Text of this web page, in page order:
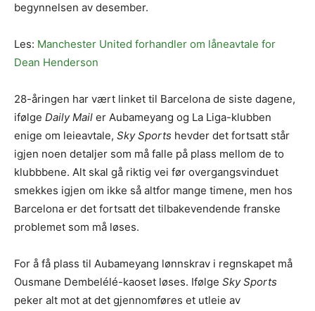
begynnelsen av desember.
Les: Manchester United forhandler om låneavtale for
Dean Henderson
28-åringen har vært linket til Barcelona de siste dagene,
ifølge Daily Mail er Aubameyang og La Liga-klubben
enige om leieavtale, Sky Sports hevder det fortsatt står
igjen noen detaljer som må falle på plass mellom de to
klubbbene. Alt skal gå riktig vei før overgangsvinduet
smekkes igjen om ikke så altfor mange timene, men hos
Barcelona er det fortsatt det tilbakevendende franske
problemet som må løses.
For å få plass til Aubameyang lønnskrav i regnskapet må
Ousmane Dembelélé-kaoset løses. Ifølge Sky Sports
peker alt mot at det gjennomføres et utleie av